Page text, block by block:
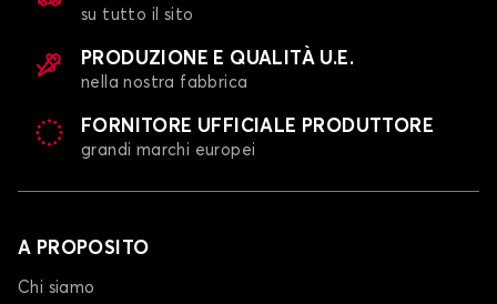
Tappetini per DODGE RAM 1500
su tutto il sito
PRODUZIONE E QUALITÀ U.E.
nella nostra fabbrica
FORNITORE UFFICIALE PRODUTTORE
grandi marchi europei
A PROPOSITO
Chi siamo